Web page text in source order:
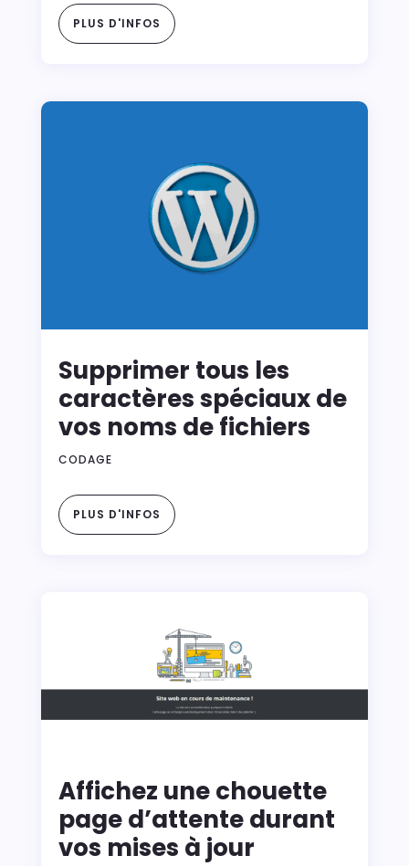
PLUS D'INFOS
Supprimer tous les
caractères spéciaux de
vos noms de fichiers
CODAGE
PLUS D'INFOS
Affichez une chouette
page d’attente durant
vos mises à jour